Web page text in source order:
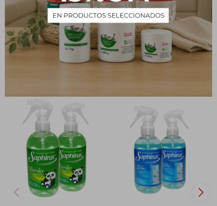
Aromatizador Textil Bella SAPHIRUS 250 mL
PRODUCTOS QUE TE PUEDEN INTERESAR